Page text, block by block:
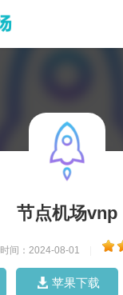
节点机场vnp
时间：2024-08-01
苹果下载